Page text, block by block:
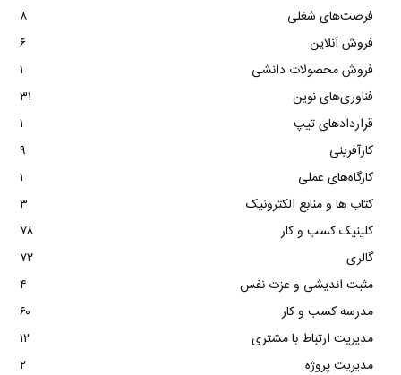
فرصت‌های شغلی
۸
فروش آنلاین
۶
فروش محصولات دانشی
۱
فناوری‌های نوین
۳۱
قراردادهای تیپ
۱
کارآفرینی
۹
کارگاه‌های عملی
۱
کتاب ها و منابع الکترونیک
۳
کلینیک کسب و کار
۷۸
گالری
۷۲
مثبت اندیشی و عزت نفس
۴
مدرسه کسب و کار
۶۰
مدیریت ارتباط با مشتری
۱۲
مدیریت پروژه
۲